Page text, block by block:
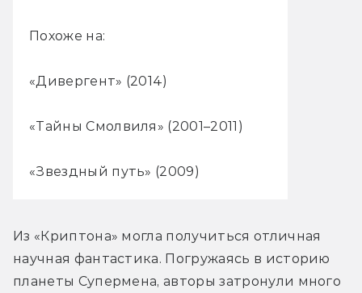
Похоже на:
«Дивергент» (2014)
«Тайны Смолвиля» (2001–2011)
«Звездный путь» (2009)
Из «Криптона» могла получиться отличная
научная фантастика. Погружаясь в историю
планеты Супермена, авторы затронули много